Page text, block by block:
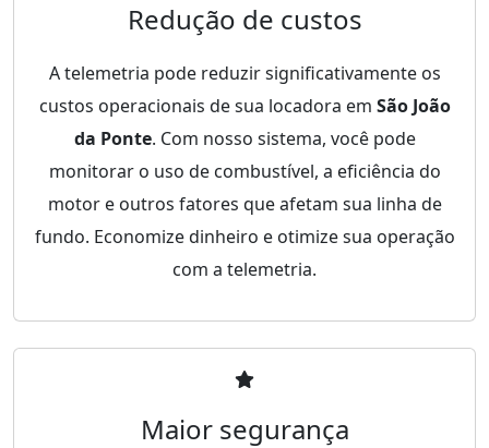
Redução de custos
A telemetria pode reduzir significativamente os
custos operacionais de sua locadora em São João
da Ponte. Com nosso sistema, você pode
monitorar o uso de combustível, a eficiência do
motor e outros fatores que afetam sua linha de
fundo. Economize dinheiro e otimize sua operação
com a telemetria.
Maior segurança